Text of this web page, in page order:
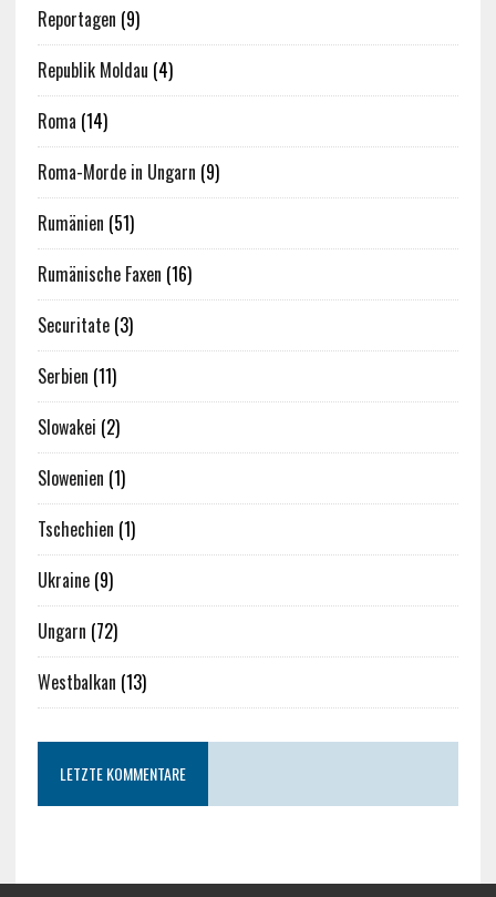
Reportagen (9)
Republik Moldau (4)
Roma (14)
Roma-Morde in Ungarn (9)
Rumänien (51)
Rumänische Faxen (16)
Securitate(3)
Serbien (11)
Slowakei (2)
Slowenien (1)
Tschechien (1)
Ukraine(9)
Ungarn (72)
Westbalkan (13)
LETZTE KOMMENTARE